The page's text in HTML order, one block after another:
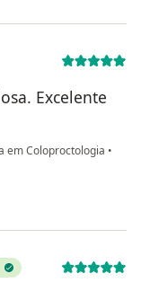
Excelente
em Coloproctologia •